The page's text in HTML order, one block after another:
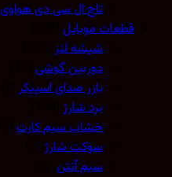
تاچ ال سی دی هواوی(4)
قطعات موبایل(573)
شیشه لنز(259)
دوربین گوشی(11)
بازر صدای اسپیکر(7)
برد شارژ(150)
خشاب سیم کارت(16)
سوکت شارژ(8)
سیم آنتن(3)